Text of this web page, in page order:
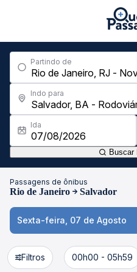
Partindo de
Indo para
Ida
Buscar
Passagens de ônibus
Rio de Janeiro Salvador
Sexta-feira, 07 de Agosto
Filtros 00h00 - 05h59